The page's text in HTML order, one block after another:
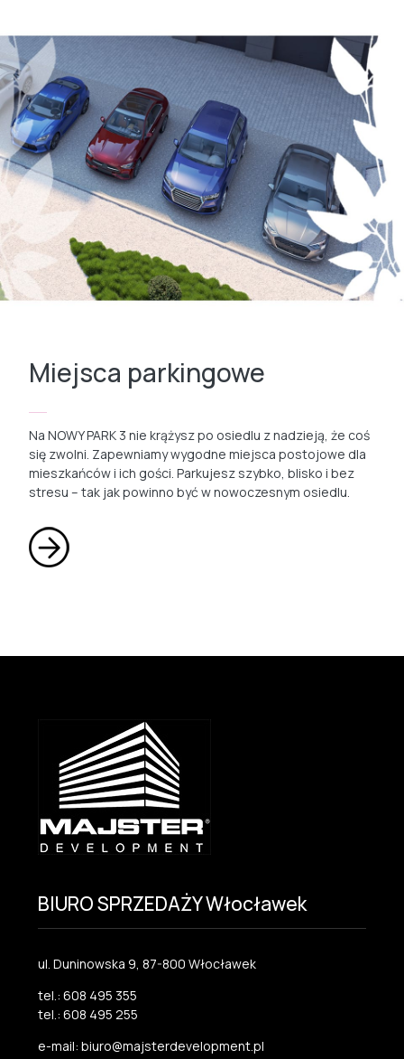
Miejsca parkingowe
Na NOWY PARK 3 nie krążysz po osiedlu z nadzieją, że coś
się zwolni. Zapewniamy wygodne miejsca postojowe dla
mieszkańców i ich gości. Parkujesz szybko, blisko i bez
stresu – tak jak powinno być w nowoczesnym osiedlu.
BIURO SPRZEDAŻY Włocławek
ul. Duninowska 9, 87-800 Włocławek
tel.: 608 495 355
tel.: 608 495 255
e-mail: biuro@majsterdevelopment.pl